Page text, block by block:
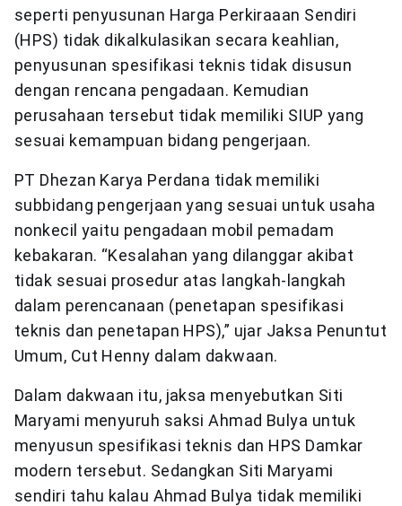
seperti penyusunan Harga Perkiraaan Sendiri
(HPS) tidak dikalkulasikan secara keahlian,
penyusunan spesifikasi teknis tidak disusun
dengan rencana pengadaan. Kemudian
perusahaan tersebut tidak memiliki SIUP yang
sesuai kemampuan bidang pengerjaan.
PT Dhezan Karya Perdana tidak memiliki
subbidang pengerjaan yang sesuai untuk usaha
nonkecil yaitu pengadaan mobil pemadam
kebakaran. “Kesalahan yang dilanggar akibat
tidak sesuai prosedur atas langkah-langkah
dalam perencanaan (penetapan spesifikasi
teknis dan penetapan HPS),” ujar Jaksa Penuntut
Umum, Cut Henny dalam dakwaan.
Dalam dakwaan itu, jaksa menyebutkan Siti
Maryami menyuruh saksi Ahmad Bulya untuk
menyusun spesifikasi teknis dan HPS Damkar
modern tersebut. Sedangkan Siti Maryami
sendiri tahu kalau Ahmad Bulya tidak memiliki